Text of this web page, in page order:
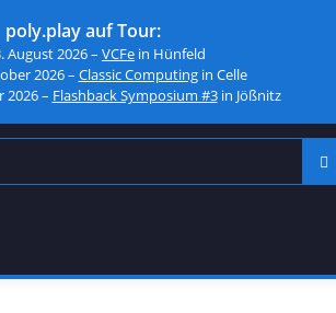
poly.play auf Tour:
August 2026 – VCFe in Hünfeld
2026 – Classic Computingin Celle
2026 – Flashback Symposium #3in Jößnitz